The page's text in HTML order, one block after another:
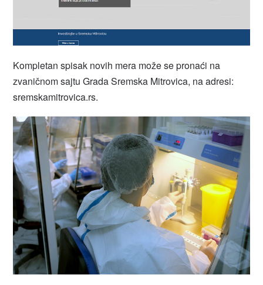
Kompletan spisak novih mera može se pronaći na
zvaničnom sajtu Grada Sremska Mitrovica, na adresi:
sremskamitrovica.rs.